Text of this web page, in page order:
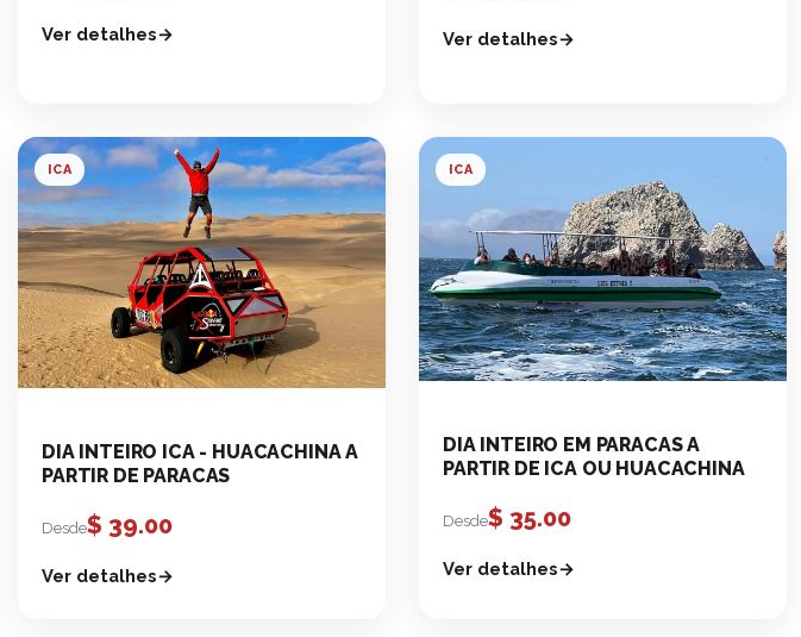
Ver detalhes Ver detalhes
ICA
DIA INTEIRO ICA - HUACACHINA A
PARTIR DE PARACAS
Desde$ 39.00
Ver detalhes
ICA
DIA INTEIRO EM PARACAS A
PARTIR DE ICA OU HUACACHINA
Desde$ 35.00
Ver detalhes